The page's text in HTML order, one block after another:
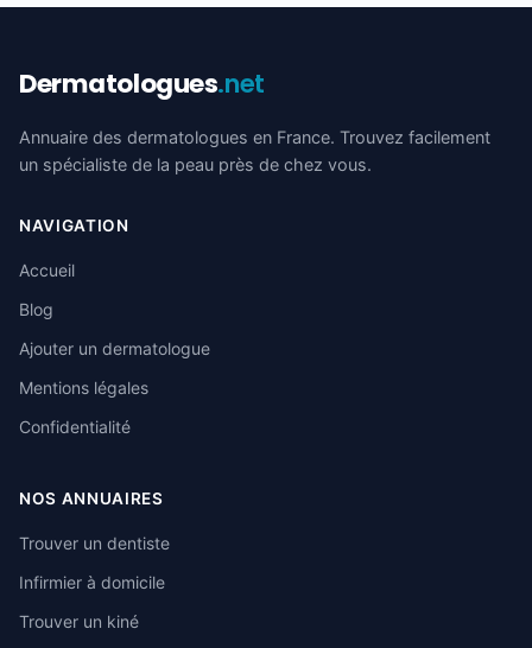
Dermatologues.net
Annuaire des dermatologues en France. Trouvez facilement
un spécialiste de la peau près de chez vous.
NAVIGATION
Accueil
Blog
Ajouter un dermatologue
Mentions légales
Confidentialité
NOS ANNUAIRES
Trouver un dentiste
Infirmier à domicile
Trouver un kiné